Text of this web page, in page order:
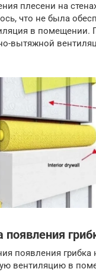
плесени на
что не была
в помещении.
вытяжной
появления грибка
вентиляцию в